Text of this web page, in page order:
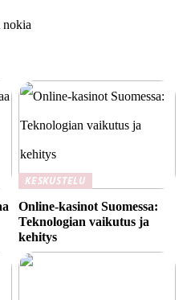
KESKUSTELU
Online-kasinot Suomessa:
Teknologian vaikutus ja
kehitys